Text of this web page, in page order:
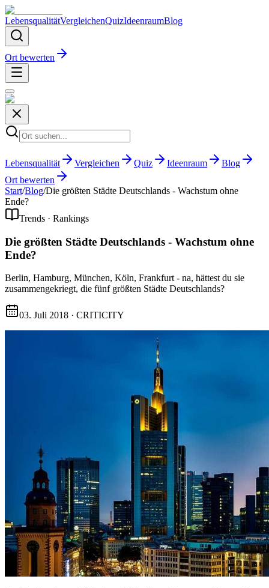
LebensqualitätVergleichenQuizIdeenraumBlog
Ort bewerten
Lebensqualität Vergleichen Quiz Ideenraum
Blog
Ort bewerten
Start/Blog/Die größten Städte Deutschlands - Wachstum ohne
Ende?
Trends · Rankings
Die größten Städte Deutschlands - Wachstum ohne
Ende?
Berlin, Hamburg, München, Köln, Frankfurt - na, hättest du sie
zusammengekriegt, die fünf größten Städte Deutschlands?
03. Juli 2018 · CRITICITY